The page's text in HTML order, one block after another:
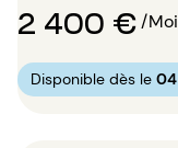
2 400 €/
Disponible dès le 04